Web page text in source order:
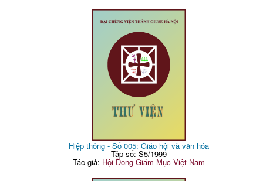
Hiệp thông - Số 005: Giáo hội và văn hóa
Tập số: S5/1999
Tác giả: Hội Đồng Giám Mục Việt Nam